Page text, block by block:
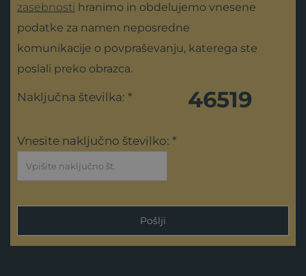
zasebnosti hranimo in obdelujemo vnesene
podatke za namen neposredne
komunikacije o povpraševanju, katerega ste
poslali preko obrazca.
Naključna številka: * 46519
Vnesite naključno številko: *
Pošlji